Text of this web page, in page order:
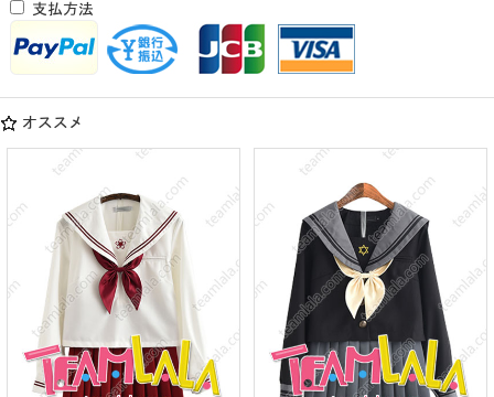
支払方法
オススメ